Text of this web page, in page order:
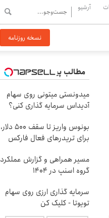
آرشیو
نسخه روزنامه
مطالب پیشنهادی
میدونستی میتونی روی سهام
آدیداس سرمایه گذاری کنی؟
بونوس واریز تا سقف 500 دلار،
برای تریدرهای فعال فارکس
مسیر همراهی و گزارش عملکرد
گروه اسنپ در ۱۴۰۴
سرمایه گذاری ارزی روی سهام
تویوتا - کلیک کن